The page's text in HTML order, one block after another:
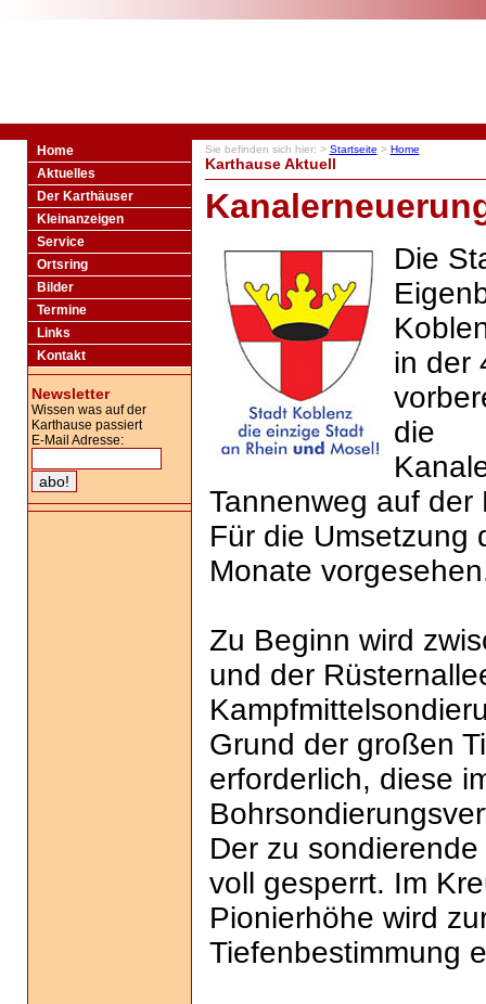
Home
Aktuelles
Der Karthäuser
Kleinanzeigen
Service
Ortsring
Bilder
Termine
Links
Kontakt
Newsletter
Wissen was auf der
Karthause passiert
E-Mail Adresse:
Sie befinden sich hier: > Startseite > Home
Karthause Aktuell
Die
in der
die
Tannenweg auf
Für die Umsetzung
Monate
Zu Beginn wird
und der
Grund der großen
erforderlich, diese
Der zu
voll gesperrt. Im
Pionierhöhe wird
Tiefenbestimmung